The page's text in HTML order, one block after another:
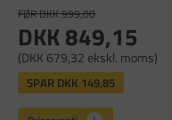
FØR DKK 999,00
DKK 849,15
(DKK 679,32 ekskl. moms)
SPAR DKK 149,85